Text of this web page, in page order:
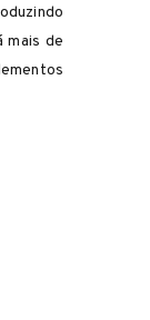
mais de